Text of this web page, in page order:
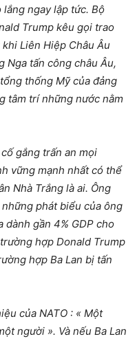
lắng ngay lập tức. Bộ
Trump kêu gọi trao
Liên Hiệp Châu Âu
Nga tấn công châu Âu,
thống Mỹ của đảng
tâm trí những nước nằm
gắng trấn an mọi
vững mạnh nhất có thể
Nhà Trắng là ai. Ông
phát biểu của ông
dành gần 4% GDP cho
hợp Donald Trump
hợp Ba Lan bị tấn
của NATO : « Một
người ». Và nếu Ba Lan